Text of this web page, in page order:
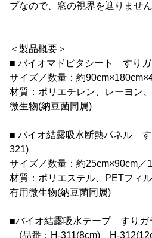
プなので、窓の視界を遮りません
＜製品概要＞
■ バイオマドピタシート すり
サイズ／数量：約
材質：ポリエチレン、レーヨン
微生物(納豆菌同属)
■ バイオ結露吸水断熱パネル
321)
サイズ／数量：約25cm×90cm／
材質：ポリエステル、PETフィ
有用微生物(納豆菌同属)
■バイオ結露吸水テープ すり
(品番：H-311(8cm)、H-